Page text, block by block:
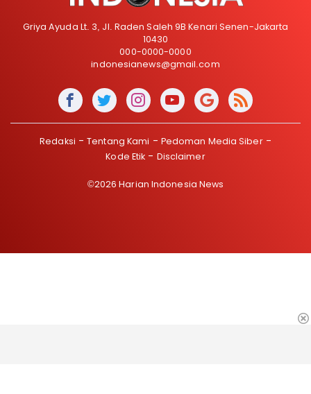
Griya Ayuda Lt. 3, Jl. Raden Saleh 9B Kenari Senen-Jakarta
10430
000-0000-0000
indonesianews@gmail.com
Redaksi Tentang Kami
Pedoman Media Siber
Kode Etik
Disclaimer
©2026 Harian Indonesia News